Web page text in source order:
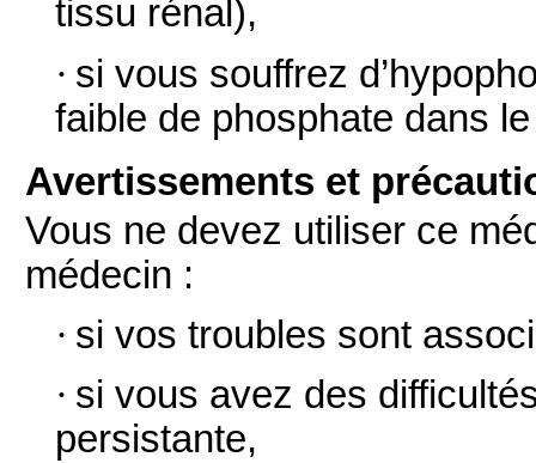
tissu rénal),
· si vous souffrez
faible de phosphate dans
Avertissements et
Vous ne devez utiliser ce
médecin :
· si vos troubles sont
· si vous avez des
persistante,